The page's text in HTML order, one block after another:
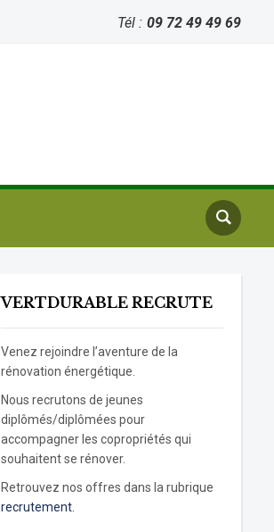
Tél : 09 72 49 49 69
VERTDURABLE RECRUTE
Venez rejoindre l’aventure de la
rénovation énergétique.
Nous recrutons de jeunes
diplômés/diplômées pour
accompagner les copropriétés qui
souhaitent se rénover.
Retrouvez nos offres dans la rubrique
recrutement.